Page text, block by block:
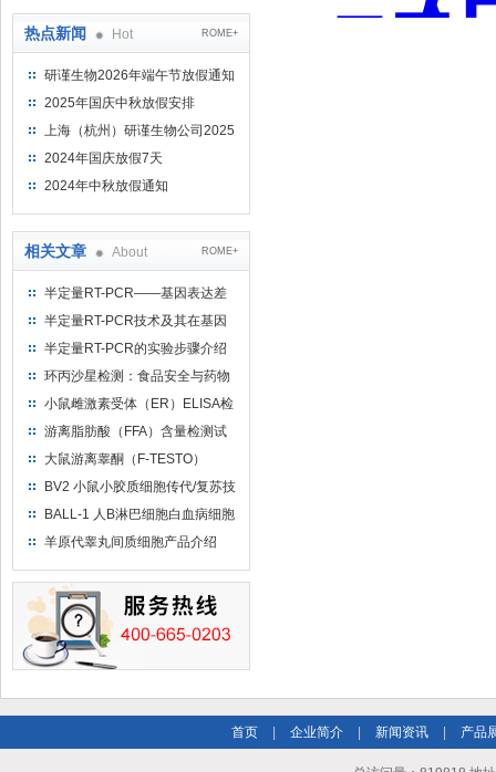
热点新闻 Hot ROME+
研谨生物2026年端午节放假通知
2025年国庆中秋放假安排
上海（杭州）研谨生物公司2025
年端午节放假通知
2024年国庆放假7天
2024年中秋放假通知
相关文章 About ROME+
半定量RT-PCR——基因表达差
异的快速评估方法
半定量RT-PCR技术及其在基因
表达分析中的应用
半定量RT-PCR的实验步骤介绍
环丙沙星检测：食品安全与药物
监测的前沿防线
小鼠雌激素受体（ER）ELISA检
测试剂盒使用说明书
游离脂肪酸（FFA）含量检测试
剂盒说明书
大鼠游离睾酮（F-TESTO）
ELISA试剂盒说明书
BV2 小鼠小胶质细胞传代/复苏技
巧
BALL-1 人B淋巴细胞白血病细胞
传代/复苏技巧
羊原代睾丸间质细胞产品介绍
首页 企业简介 新闻资讯 产品